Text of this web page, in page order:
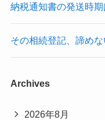
納税通知書の発送時
その相続登記、諦めな
Archives
2026年8月